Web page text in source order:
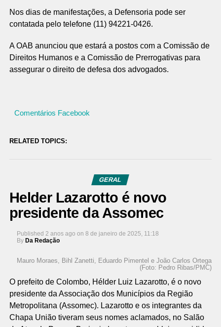
Nos dias de manifestações, a Defensoria pode ser
contatada pelo telefone (11) 94221-0426.
A OAB anunciou que estará a postos com a Comissão de
Direitos Humanos e a Comissão de Prerrogativas para
assegurar o direito de defesa dos advogados.
Comentários Facebook
RELATED TOPICS:
GERAL
Helder Lazarotto é novo
presidente da Assomec
Published 2 anos ago on 8 de janeiro de 2025, 11:18
By Da Redação
Mauro Moraes, Bihl Zanetti, Eduardo Pimentel e João Carlos Ortega
(Foto: Pedro Ribas/PMC)
O prefeito de Colombo, Hélder Luiz Lazarotto, é o novo
presidente da Associação dos Municípios da Região
Metropolitana (Assomec). Lazarotto e os integrantes da
Chapa União tiveram seus nomes aclamados, no Salão